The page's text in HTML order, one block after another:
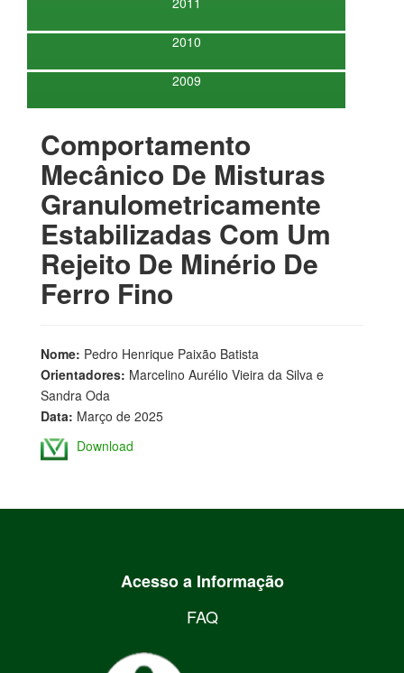
2010
2009
Comportamento
Mecânico De Misturas
Granulometricamente
Estabilizadas Com Um
Rejeito De Minério De
Ferro Fino
Nome: Pedro Henrique Paixão Batista
Orientadores: Marcelino Aurélio Vieira da Silva e
Sandra Oda
Data: Março de 2025
Download
Acesso a Informação
FAQ